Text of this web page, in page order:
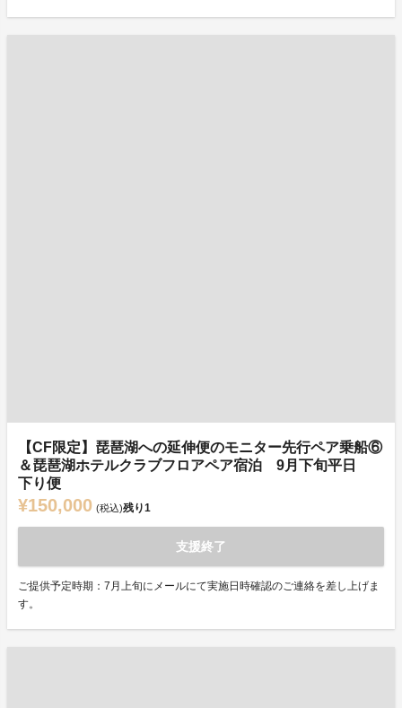
【CF限定】琵琶湖への延伸便のモニター先行ペア乗船⑥
＆琵琶湖ホテルクラブフロアペア宿泊 9月下旬平日
下り便
¥150,000 (税込)残り1
支援終了
ご提供予定時期：7月上旬にメールにて実施日時確認のご連絡を差し上げま
す。